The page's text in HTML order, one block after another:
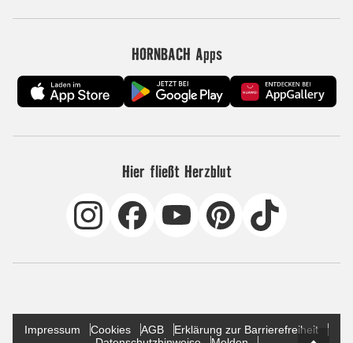
HORNBACH Apps
Hier fließt Herzblut
Impressum Cookies AGB
Erklärung zur Barrierefreiheit